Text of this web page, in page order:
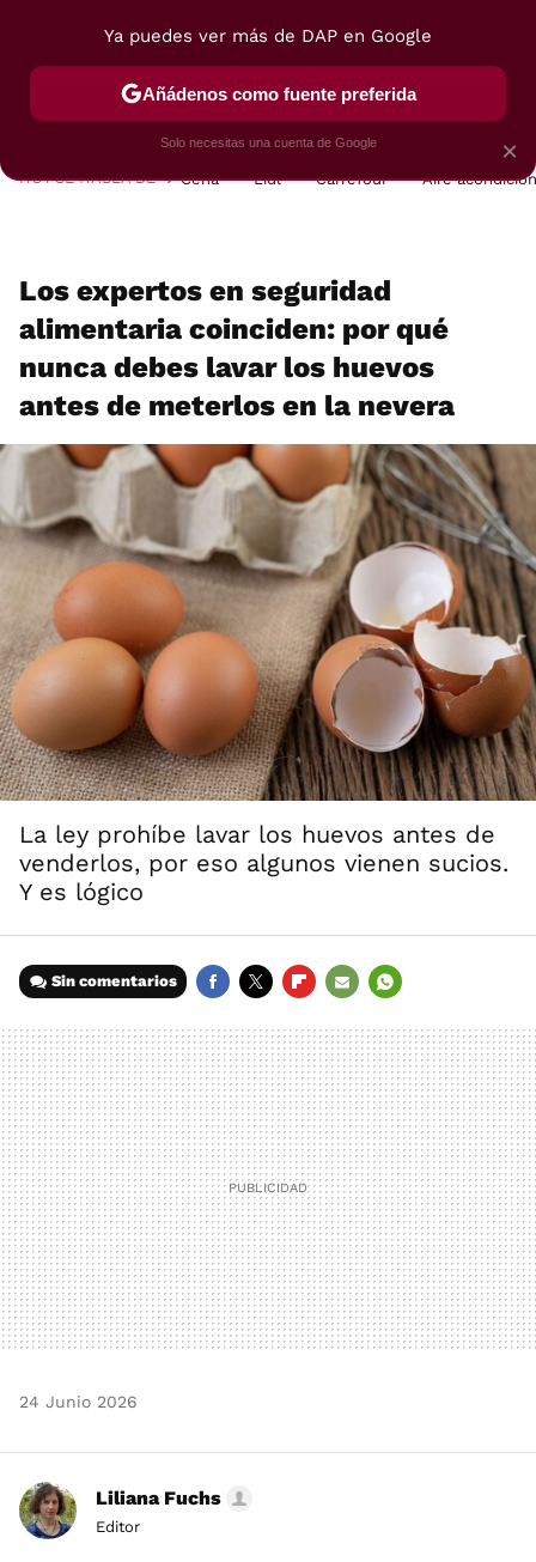
POSTRES VIAJES SELECCIÓN VEGUI
HOY SE HABLA DE Cena Lidl Carrefour Aire
Los expertos en seguridad
alimentaria coinciden: por qué
nunca debes lavar los huevos
antes de meterlos en la nevera
La ley prohíbe lavar los huevos antes de
venderlos, por eso algunos vienen sucios.
Y es lógico
Sin comentarios
MAIL
24 Junio 2026
Liliana Fuchs
Editor
×
Ya puedes ver más de DAP en Google
Añádenos como fuente preferida
Solo necesitas una cuenta de Google